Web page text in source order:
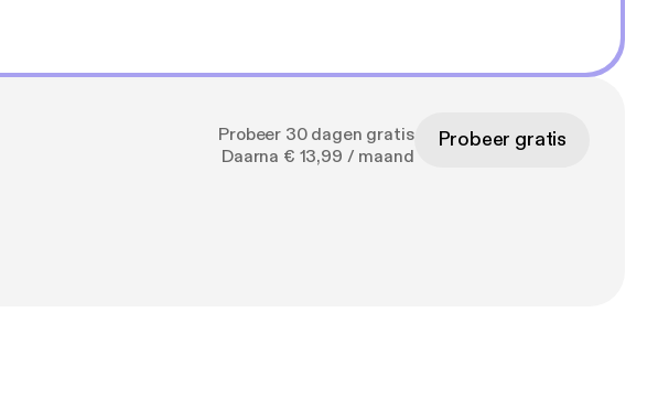
Probeer 30 dagen gratis
Daarna € 13,99 / maand
Probeer gratis